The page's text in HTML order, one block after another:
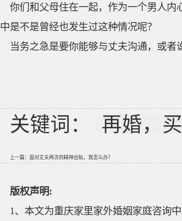
你们和父母住在一起，作为一个男人
中是不是曾经也发生过这种情况呢？
当务之急是要你能够与丈夫沟通，或
关键词： 再婚，买
上一篇： 面对丈夫再次的精神出轨，我怎么办？
版权声明:
1、本文为重庆家里家外婚姻家庭咨询